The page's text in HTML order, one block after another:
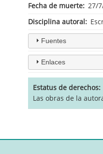
Fecha de muerte
27/
Disciplina autoral
Fuentes
Enlaces
Estatus de derechos
Las obras de la